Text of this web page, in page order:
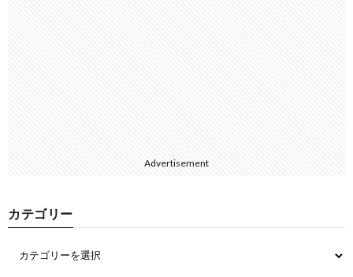
Advertisement
カテゴリー